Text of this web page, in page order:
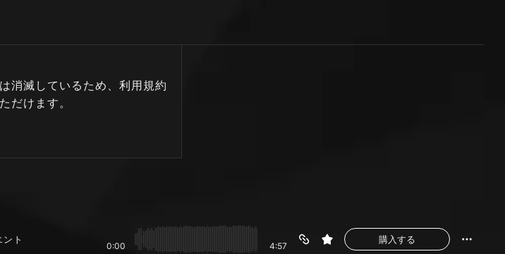
消滅しているため、利用規約
だけます。
ト
0:00 4:57
購入する